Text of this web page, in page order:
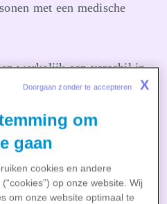
met een medische
werkelijk een verschil in
die patiëntenlevens
klinische onderzoeken
om
gaan
cookies en andere
op onze website. Wij
om onze website optimaal te
Doorgaan zonder te accepteren X